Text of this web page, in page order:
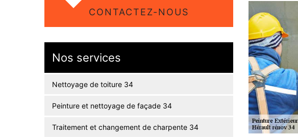
CONTACTEZ-NOUS
Nos services
Nettoyage de toiture 34
Peinture et nettoyage de façade 34
Traitement et changement de charpente 34